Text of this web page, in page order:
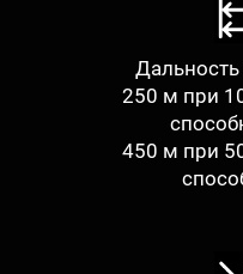
250 м при
450 м при